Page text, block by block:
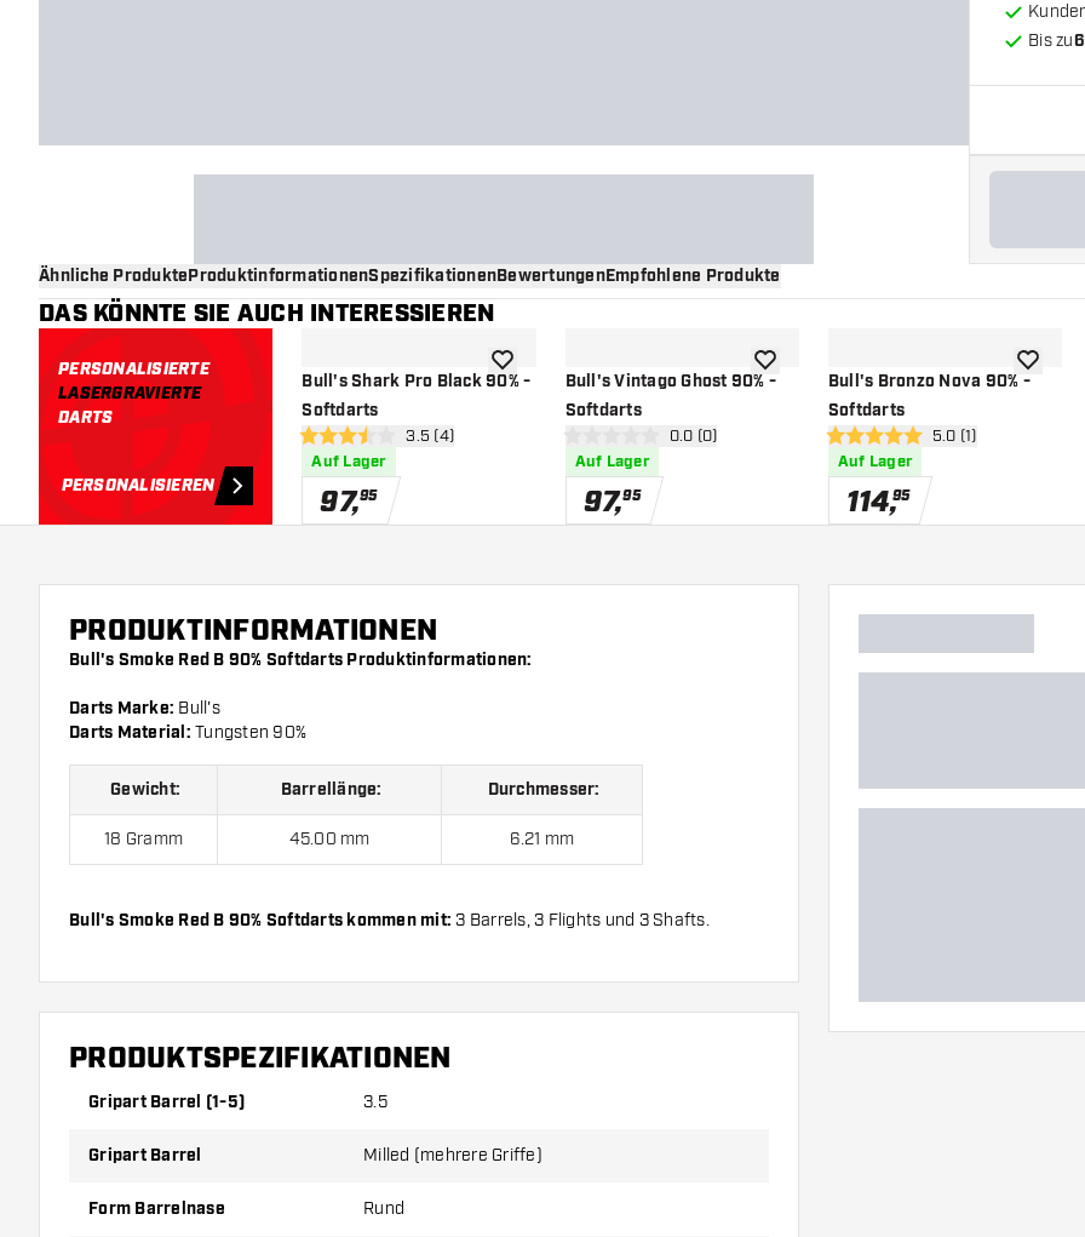
Bis zu
Ähnliche ProdukteProduktinformationenSpezifikationenBewertungenEmpfohlene Produkte
DAS KÖNNTE SIE AUCH INTERESSIEREN
PERSONALISIERTE
LASERGRAVIERTE
DARTS
PERSONALISIEREN
Bull's Shark Pro Black 90% -
Softdarts
Bewertungsbereich öffnen
3.5 Bewertungssterne
3.5 (4)
Auf Lager
97,95
Zur Wunschliste hinzufügen
Bull's Vintago Ghost 90% -
Softdarts
Bewertungsbereich öffnen
0 Bewertungssterne
0.0 (0)
Auf Lager
97,95
Zur Wunschliste hinzufügen
Bull's Bronzo Nova 90% -
Softdarts
Bewertungsbereich
5 Bewertungssterne
5.0 (1)
Auf Lager
114,95
Zur
PRODUKTINFORMATIONEN
Bull's Smoke Red B 90% Softdarts Produktinformationen:
Darts Marke: Bull's
Darts Material: Tungsten 90%
Gewicht: Barrellänge: Durchmesser:
18 Gramm 45.00 mm 6.21 mm
Bull's Smoke Red B 90% Softdarts kommen mit: 3 Barrels, 3 Flights und 3 Shafts.
PRODUKTSPEZIFIKATIONEN
Gripart Barrel (1-5) 3.5
Gripart Barrel Milled (mehrere Griffe)
Form Barrelnase Rund